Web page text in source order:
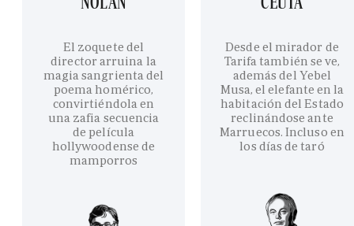
El zoquete del
director arruina la
magia sangrienta del
poema homérico,
convirtiéndola en
una zafia secuencia
de película
hollywoodense de
mamporros
Desde el mirador de
Tarifa también se ve,
además del Yebel
Musa, el elefante en la
habitación del Estado
reclinándose ante
Marruecos. Incluso en
los días de taró